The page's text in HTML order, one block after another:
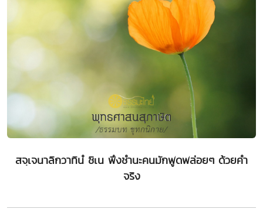
สจฺเจนาลิกวาทินํ ชิเน พึงชำนะคนมักพูดพล่อยๆ ด้วยคำ
จริง